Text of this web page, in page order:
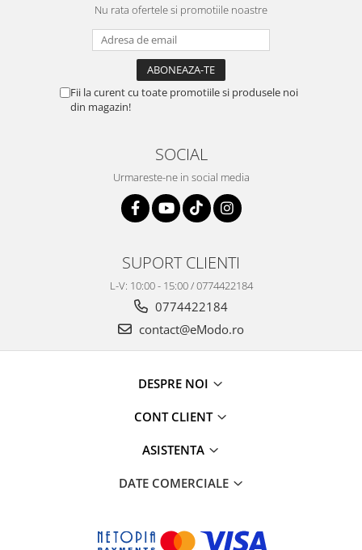
Nu rata ofertele si promotiile noastre
Fii la curent cu toate promotiile si produsele noi
din magazin!
SOCIAL
Urmareste-ne in social media
SUPORT CLIENTI
L-V: 10:00 - 15:00 / 0774422184
0774422184
contact@eModo.ro
DESPRE NOI
CONT CLIENT
ASISTENTA
DATE COMERCIALE